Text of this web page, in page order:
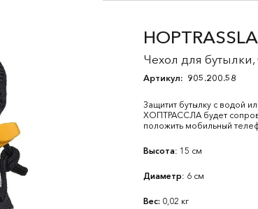
Чехол для
Артикул: 905.200.58
Защитит бутылку с водой
ХОПТРАССЛА будет
положить мобильный
Высота: 15 см
Диаметр: 6 см
Вес: 0,02 кг